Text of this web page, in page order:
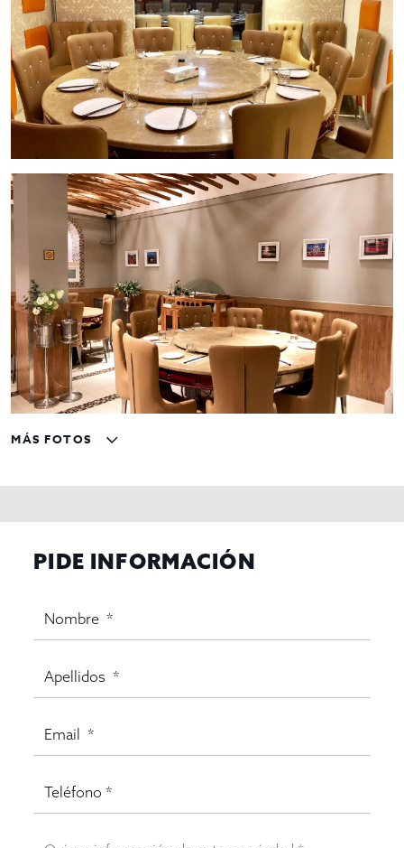
MÁS FOTOS
PIDE INFORMACIÓN